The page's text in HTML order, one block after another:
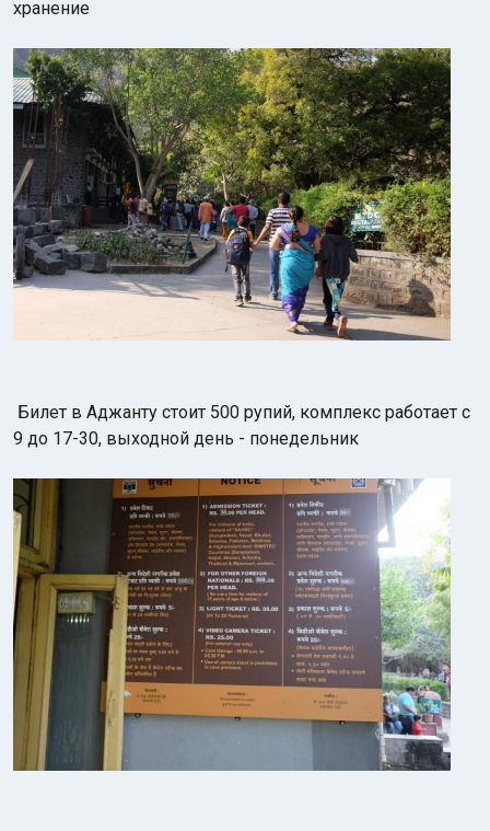
хранение
Билет в Аджанту стоит 500 рупий, комплекс работает с
9 до 17-30, выходной день - понедельник